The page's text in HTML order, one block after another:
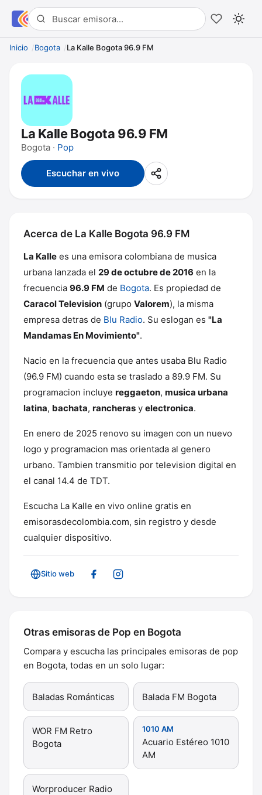
Inicio Bogota La Kalle Bogota 96.9 FM
La Kalle Bogota 96.9 FM
Bogota · Pop
Escuchar en vivo
Acerca de La Kalle Bogota 96.9 FM
La Kalle es una emisora colombiana de musica
urbana lanzada el 29 de octubre de 2016 en la
frecuencia 96.9 FM de Bogota. Es propiedad de
Caracol Television (grupo Valorem), la misma
empresa detras de Blu Radio. Su eslogan es "La
Mandamas En Movimiento".
Nacio en la frecuencia que antes usaba Blu Radio
(96.9 FM) cuando esta se traslado a 89.9 FM. Su
programacion incluye reggaeton, musica urbana
latina, bachata, rancheras y electronica.
En enero de 2025 renovo su imagen con un nuevo
logo y programacion mas orientada al genero
urbano. Tambien transmitio por television digital en
el canal 14.4 de TDT.
Escucha La Kalle en vivo online gratis en
emisorasdecolombia.com, sin registro y desde
cualquier dispositivo.
Sitio web
Otras emisoras de Pop en Bogota
Compara y escucha las principales emisoras de pop
en Bogota, todas en un solo lugar:
Baladas Románticas Balada FM Bogota
WOR FM Retro
Bogota
1010 AM
Acuario Estéreo 1010
AM
Worproducer Radio